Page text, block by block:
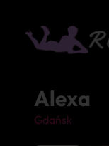
Alexa
Gdańsk